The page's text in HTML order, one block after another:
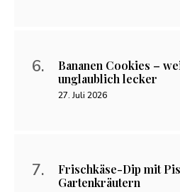
Bananen Cookies –
unglaublich lecker
27. Juli 2026
Frischkäse-Dip mit
Gartenkräutern